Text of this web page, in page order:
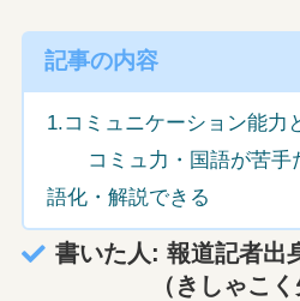
記事の内容
1.コミュニケーション能力
コミュ力・国語が苦手
語化・解説できる
書いた人: 報道記者出
（きしゃこく先